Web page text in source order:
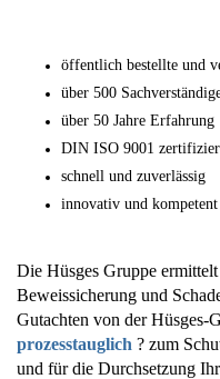
öffentlich bestellte und
über 500
über 50 Jahre Erfahrung
DIN ISO 9001
schnell und zuverlässig
innovativ und kompetent
Die Hüsges Gruppe
Beweissicherung und
Gutachten von der Hüsges-
prozesstauglich ? zum
und für die Durchsetzung